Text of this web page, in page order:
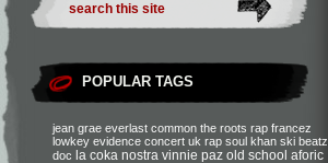
POPULAR TAGS
jean grae everlast common the roots rap francez
lowkey evidence concert uk rap soul khan ski beatz
doc la coka nostra vinnie paz old school aforic